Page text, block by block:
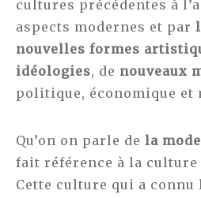
cultures précédentes à
aspects modernes et par
nouvelles formes
idéologies, de nouveaux
politique, économique et
Qu’on on parle de la
fait référence à la
Cette culture qui a connu